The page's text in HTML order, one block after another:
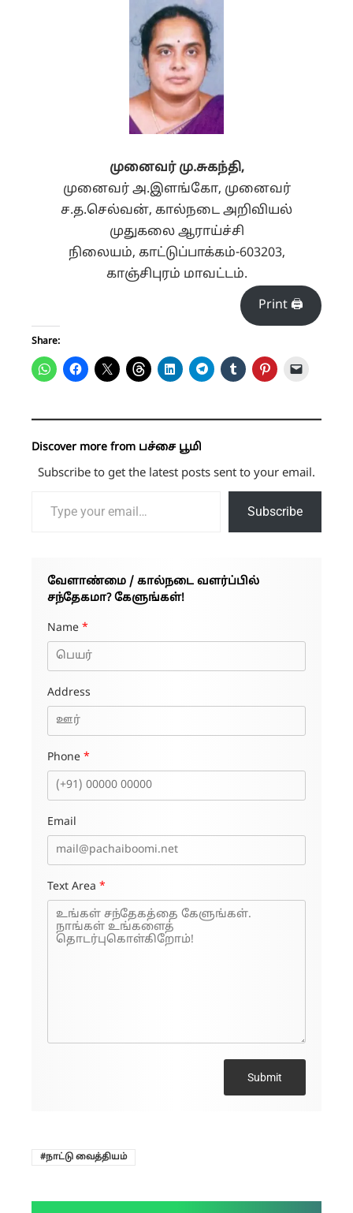
முனைவர் மு.சுகந்தி,
முனைவர் அ.இளங்கோ, முனைவர்
ச.த.செல்வன், கால்நடை அறிவியல்
முதுகலை ஆராய்ச்சி
நிலையம், காட்டுப்பாக்கம்-603203,
காஞ்சிபுரம் மாவட்டம்.
Print 🖨
Share:
Discover more from பச்சை பூமி
Subscribe to get the latest posts sent to your email.
Subscribe
வேளாண்மை / கால்நடை வளர்ப்பில்
சந்தேகமா? கேளுங்கள்!
Name *
Address
Phone *
Email
Text Area *
Submit
நாட்டு வைத்தியம்